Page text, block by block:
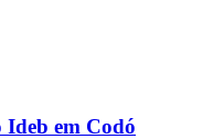
Ideb em Codó